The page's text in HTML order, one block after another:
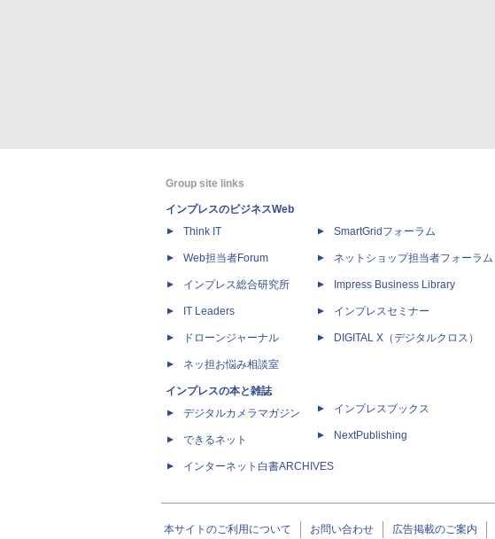
Group site links
インプレスのビジネスWeb
Think IT
Web担当者Forum
インプレス総合研究所
IT Leaders
ドローンジャーナル
ネッ担お悩み相談室
インプレスの本と雑誌
デジタルカメラマガジン
できるネット
インターネット白書ARCHIVES
SmartGridフォーラム
ネットショップ担当者フォーラム
Impress Business Library
インプレスセミナー
DIGITAL X（デジタルクロス）
インプレスブックス
NextPublishing
本サイトのご利用について お問い合わせ 広告掲載のご案内